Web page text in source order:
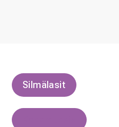
Silmälasit